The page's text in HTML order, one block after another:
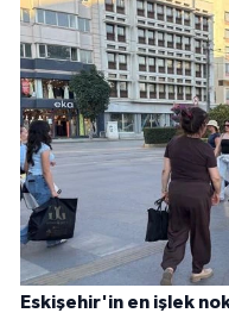
Eskişehir'in en işlek